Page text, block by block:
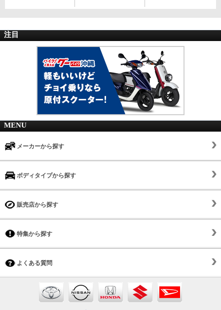
注目
MENU
メーカーから探す
ボディタイプから探す
販売店から探す
特集から探す
よくある質問